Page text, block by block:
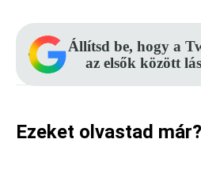
Állítsd be, hogy a
az elsők között
Ezeket olvastad már?